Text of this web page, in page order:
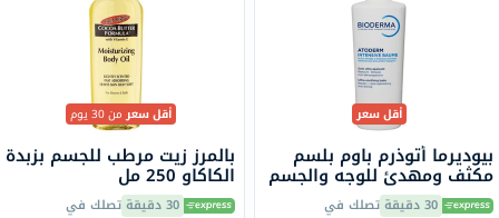
أقل سعر
بيوديرما أتوذرم باوم بلسم
مكثف ومهدئ للوجه والجسم
500 مل 30 دقيقة تصلك في
أقل سعرمن 30 يوم
بالمرز زيت مرطب للجسم بزبدة
الكاكاو 250 مل
30 دقيقة تصلك في